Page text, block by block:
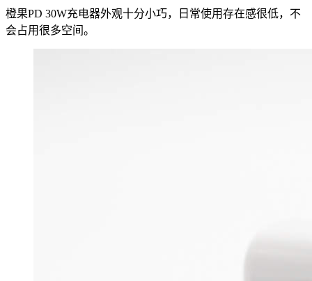
橙果PD 30W充电器外观十分小巧，日常使用存在感很低，不
会占用很多空间。